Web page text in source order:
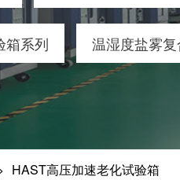
箱系列 温湿度盐雾
HAST高压加速老化试验箱